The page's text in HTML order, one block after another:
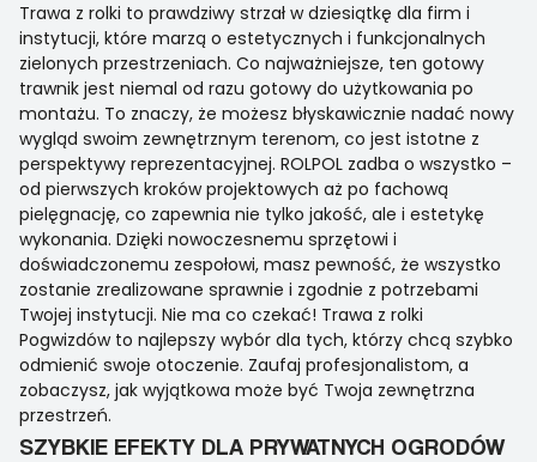
Trawa z rolki to prawdziwy strzał w dziesiątkę dla firm i
instytucji, które marzą o estetycznych i funkcjonalnych
zielonych przestrzeniach. Co najważniejsze, ten gotowy
trawnik jest niemal od razu gotowy do użytkowania po
montażu. To znaczy, że możesz błyskawicznie nadać nowy
wygląd swoim zewnętrznym terenom, co jest istotne z
perspektywy reprezentacyjnej. ROLPOL zadba o wszystko –
od pierwszych kroków projektowych aż po fachową
pielęgnację, co zapewnia nie tylko jakość, ale i estetykę
wykonania. Dzięki nowoczesnemu sprzętowi i
doświadczonemu zespołowi, masz pewność, że wszystko
zostanie zrealizowane sprawnie i zgodnie z potrzebami
Twojej instytucji. Nie ma co czekać! Trawa z rolki
Pogwizdów to najlepszy wybór dla tych, którzy chcą szybko
odmienić swoje otoczenie. Zaufaj profesjonalistom, a
zobaczysz, jak wyjątkowa może być Twoja zewnętrzna
przestrzeń.
SZYBKIE EFEKTY DLA PRYWATNYCH OGRODÓW